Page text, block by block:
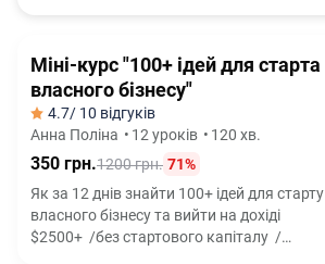
Міні-курс "100+ ідей для старта
власного бізнесу"
4.7/ 10 відгуків
Анна Поліна • 12 уроків • 120 хв.
350 грн.1200 грн. 71%
Як за 12 днів знайти 100+ ідей для старту
власного бізнесу та вийти на дохіді
$2500+ /без стартового капіталу /